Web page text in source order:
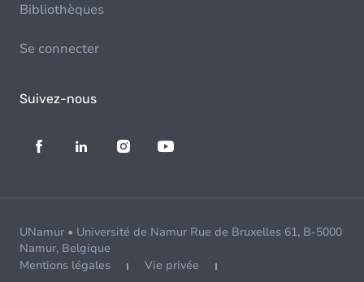
Bibliothèques
Se connecter
Suivez-nous
UNamur • Université de Namur Rue de Bruxelles 61, B-5000
Namur, Belgique
Mentions légales
Vie privée